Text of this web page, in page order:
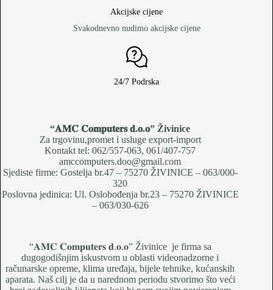
Akcijske cijene
Svakodnevno nudimo akcijske cijene
24/7 Podrska
“𝐀𝐌𝐂 𝐂𝐨𝐦𝐩𝐮𝐭𝐞𝐫𝐬 𝐝.𝐨.𝐨” Živinice
Za trgovinu,promet i usluge export-import
Kontakt tel: 062/557-063, 061/407-757
amccomputers.doo@gmail.com
Sjediste firme: Gostelja br.47 – 75270 ŽIVINICE – 063/000-
320
Poslovna jedinica: Ul. Oslobođenja br.23 – 75270 ŽIVINICE
– 063/030-626
“𝐀𝐌𝐂 𝐂𝐨𝐦𝐩𝐮𝐭𝐞𝐫𝐬 𝐝.𝐨.𝐨” Živinice je firma sa
dugogodišnjim iskustvom u oblasti videonadzorne i
računarske opreme, klima uređaja, bijele tehnike, kućanskih
aparata. Naš cilj je da u narednom periodu stvorimo što veći